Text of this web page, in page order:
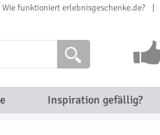
Wie funktioniert erlebnisgeschenke.de?
Inspiration gefällig?